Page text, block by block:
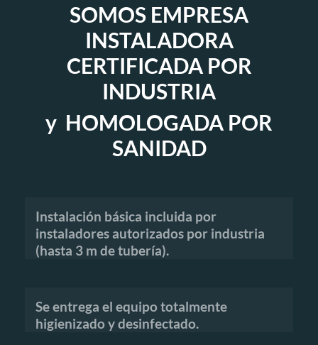
SOMOS EMPRESA
INSTALADORA
CERTIFICADA POR
INDUSTRIA
y HOMOLOGADA POR
SANIDAD
Instalación básica incluida por
instaladores autorizados por industria
(hasta 3 m de tubería).
Se entrega el equipo totalmente
higienizado y desinfectado.